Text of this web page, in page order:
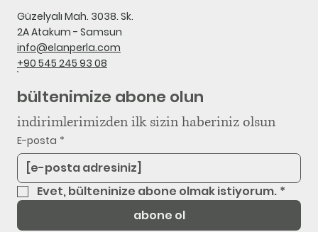
Güzelyalı Mah. 3038. Sk.
2A Atakum - Samsun
info@elanperla.com
+90 545 245 93 08
bültenimize abone olun
indirimlerimizden ilk sizin haberiniz olsun
E-posta *
Evet, bülteninize abone olmak istiyorum. *
abone ol